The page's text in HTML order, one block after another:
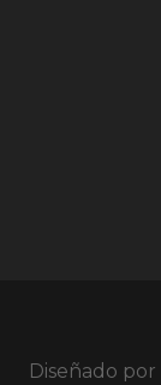
Diseñado por